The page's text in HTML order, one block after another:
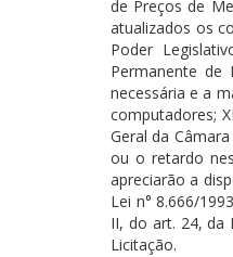
de Preços de
atualizados os
Poder
Permanente de
necessária e a
computadores;
Geral da
ou o retardo
apreciarão a
Lei n° 8.666/
II, do art. 24, da
Licitação.